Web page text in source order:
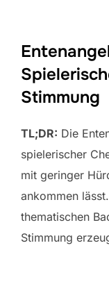
Stimmung
TL;DR: Die
spielerischer
mit geringer
ankommen
thematischen
Stimmung